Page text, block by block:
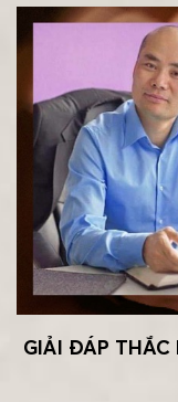
GIẢI ĐÁP THẮC